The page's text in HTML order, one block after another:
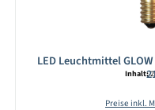
LED Leuchtmittel
Inhalt:
Preise inkl.